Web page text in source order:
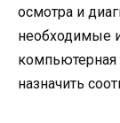
осмотра и
необходимые
компьютерная
назначить